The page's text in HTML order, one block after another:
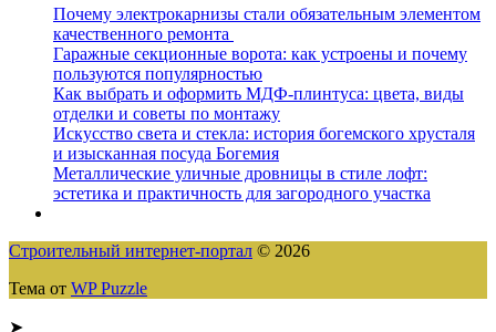
Почему электрокарнизы стали обязательным элементом
качественного ремонта
Гаражные секционные ворота: как устроены и почему
пользуются популярностью
Как выбрать и оформить МДФ-плинтуса: цвета, виды
отделки и советы по монтажу
Искусство света и стекла: история богемского хрусталя
и изысканная посуда Богемия
Металлические уличные дровницы в стиле лофт:
эстетика и практичность для загородного участка
Строительный интернет-портал © 2026
Тема от WP Puzzle
➤